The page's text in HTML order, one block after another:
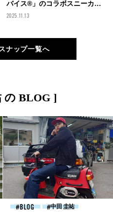
バイス®」のコラボスニーカー
に愛用「リーバイス®」
2025.11.13
ナップ一覧へ
の BLOG ]
BLOG 中田 圭祐